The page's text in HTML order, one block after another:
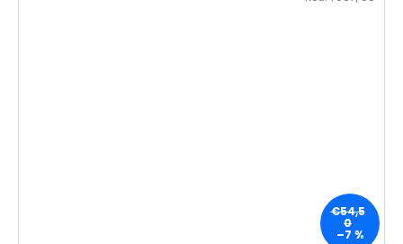
€54,5
0
–7 %